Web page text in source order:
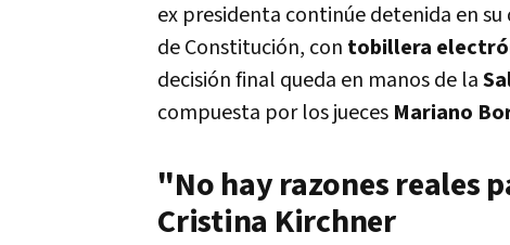
ex presidenta continúe detenida en
de Constitución, con tobillera
decisión final queda en manos de la
compuesta por los jueces Mariano
"No hay razones reales
Cristina Kirchner